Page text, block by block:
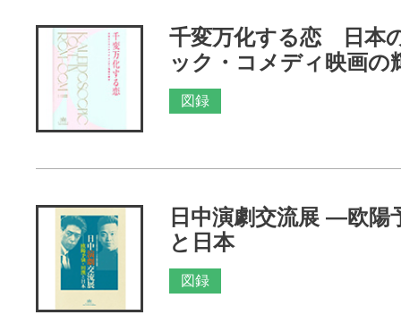
千変万化する恋 日本
ック・コメディ映画の
図録
日中演劇交流展 ―欧陽
と日本
図録